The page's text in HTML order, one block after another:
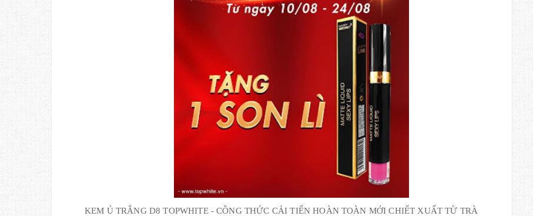
KEM Ủ TRẮNG D8 TOPWHITE - CÔNG THỨC CẢI TIẾN HOÀN TOÀN MỚI CHIẾT XUẤT TỪ TRÀ